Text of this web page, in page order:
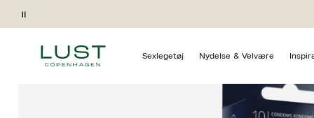
Pause
Sexlegetøj Nydelse & Velvære